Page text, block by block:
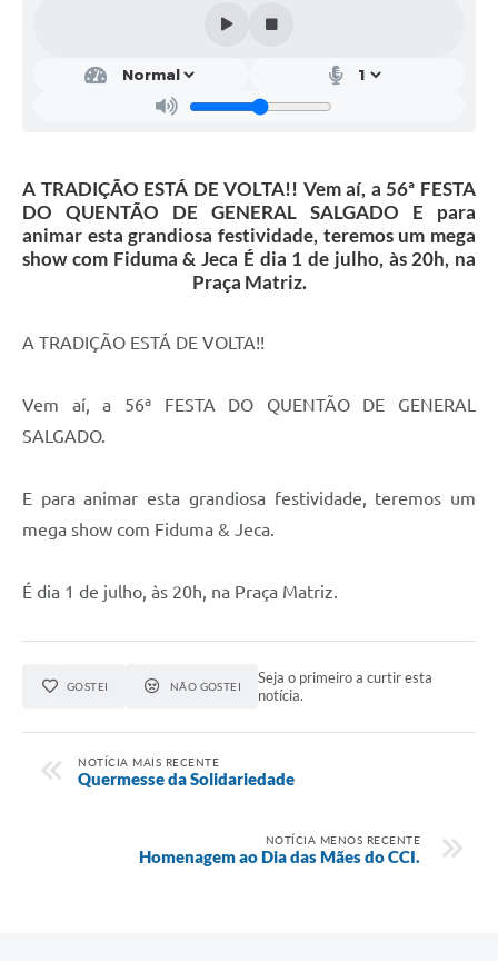
A TRADIÇÃO ESTÁ DE VOLTA!! Vem aí, a 56ª FESTA
DO QUENTÃO DE GENERAL SALGADO E para
animar esta grandiosa festividade, teremos um mega
show com Fiduma & Jeca É dia 1 de julho, às 20h, na
Praça Matriz.
A TRADIÇÃO ESTÁ DE VOLTA!!
Vem aí, a 56ª FESTA DO QUENTÃO DE GENERAL
SALGADO.
E para animar esta grandiosa festividade, teremos um
mega show com Fiduma & Jeca.
É dia 1 de julho, às 20h, na Praça Matriz.
GOSTEI NÃO GOSTEI
Seja o primeiro a curtir esta
notícia.
NOTÍCIA MAIS RECENTE
Quermesse da Solidariedade
NOTÍCIA MENOS RECENTE
Homenagem ao Dia das Mães do CCI.